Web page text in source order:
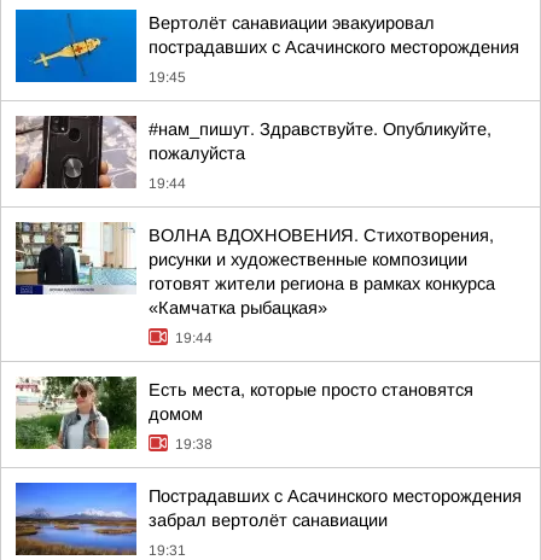
Вертолёт санавиации эвакуировал
пострадавших с Асачинского месторождения
19:45
#нам_пишут. Здравствуйте. Опубликуйте,
пожалуйста
19:44
ВОЛНА ВДОХНОВЕНИЯ. Стихотворения,
рисунки и художественные композиции
готовят жители региона в рамках конкурса
«Камчатка рыбацкая»
19:44
Есть места, которые просто становятся
домом
19:38
Пострадавших с Асачинского месторождения
забрал вертолёт санавиации
19:31